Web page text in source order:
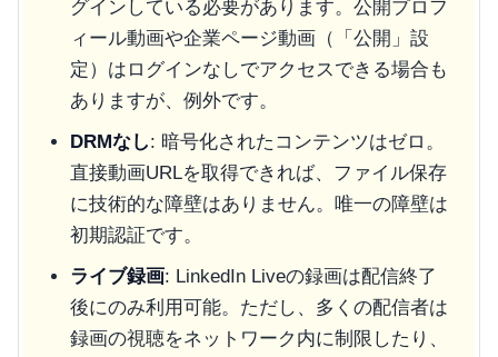
グインしている必要があります。公開プロフ
ィール動画や企業ページ動画（「公開」設
定）はログインなしでアクセスできる場合も
ありますが、例外です。
DRMなし: 暗号化されたコンテンツはゼロ。
直接動画URLを取得できれば、ファイル保存
に技術的な障壁はありません。唯一の障壁は
初期認証です。
ライブ録画: LinkedIn Liveの録画は配信終了
後にのみ利用可能。ただし、多くの配信者は
録画の視聴をネットワーク内に制限したり、